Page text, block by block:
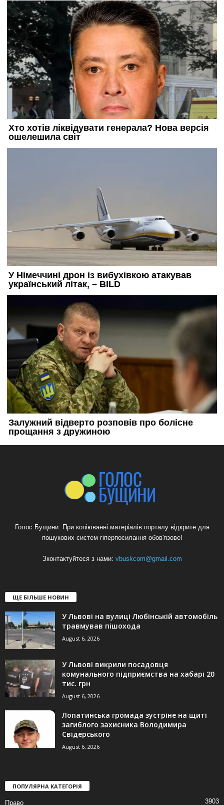
Голос Бущини. При копіюванні матеріалів порталу відкрите для
пошукових систем гіперпосилання обов'язове!
Зконтактуйтеся з нами: vbuskcom@gmail.com
ЩЕ БІЛЬШЕ НОВИН
У Львові на вулиці Любінській автомобіль
травмував пішохода
August 6, 2026
У Львові викрили посадовця
комунального підприємства на хабарі 20
тис. грн
August 6, 2026
Лопатинська громада зустріне на щиті
загиблого захисника Володимира
Свідерського
August 6, 2026
ПОПУЛЯРНА КАТЕГОРІЯ
Право 3903